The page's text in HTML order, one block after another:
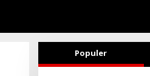
Populer